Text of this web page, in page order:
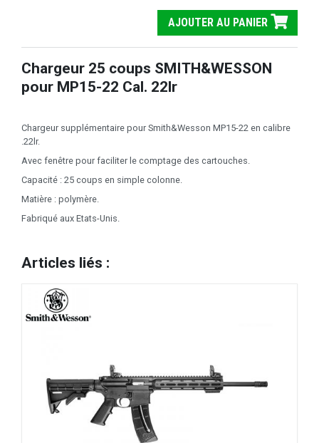
AJOUTER AU PANIER
Chargeur 25 coups SMITH&WESSON
pour MP15-22 Cal. 22lr
Chargeur supplémentaire pour Smith&Wesson MP15-22 en calibre
.22lr.
Avec fenêtre pour faciliter le comptage des cartouches.
Capacité : 25 coups en simple colonne.
Matière : polymère.
Fabriqué aux Etats-Unis.
Articles liés :